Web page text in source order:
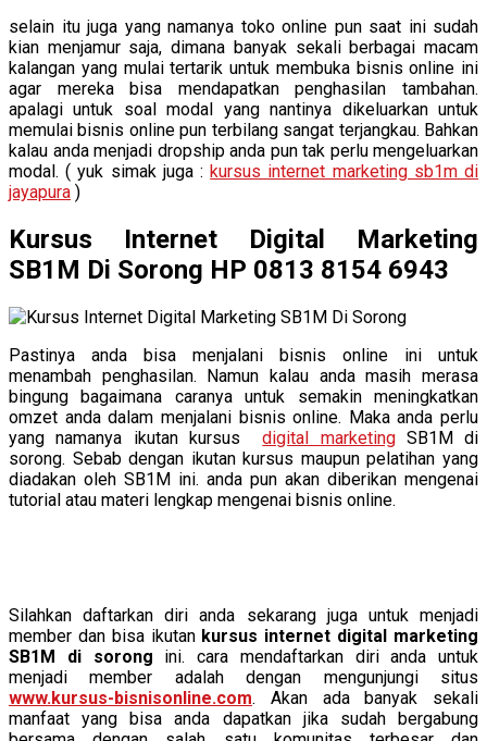
selain itu juga yang namanya toko online pun saat ini sudah
kian menjamur saja, dimana banyak sekali berbagai macam
kalangan yang mulai tertarik untuk membuka bisnis online ini
agar mereka bisa mendapatkan penghasilan tambahan.
apalagi untuk soal modal yang nantinya dikeluarkan untuk
memulai bisnis online pun terbilang sangat terjangkau. Bahkan
kalau anda menjadi dropship anda pun tak perlu mengeluarkan
modal. ( yuk simak juga :kursus internet marketing sb1m di
jayapura )
Kursus Internet Digital Marketing
SB1M Di Sorong HP 0813 8154 6943
Pastinya anda bisa menjalani bisnis online ini untuk
menambah penghasilan. Namun kalau anda masih merasa
bingung bagaimana caranya untuk semakin meningkatkan
omzet anda dalam menjalani bisnis online. Maka anda perlu
yang namanya ikutan kursusdigital marketingSB1M di
sorong. Sebab dengan ikutan kursus maupun pelatihan yang
diadakan oleh SB1M ini. anda pun akan diberikan mengenai
tutorial atau materi lengkap mengenai bisnis online.
Silahkan daftarkan diri anda sekarang juga untuk menjadi
member dan bisa ikutan kursus internet digital marketing
SB1M di sorong ini. cara mendaftarkan diri anda untuk
menjadi member adalah dengan mengunjungi situs
www.kursus-bisnisonline.com. Akan ada banyak sekali
manfaat yang bisa anda dapatkan jika sudah bergabung